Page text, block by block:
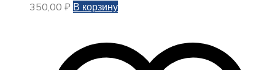
350,00 ₽ В корзину